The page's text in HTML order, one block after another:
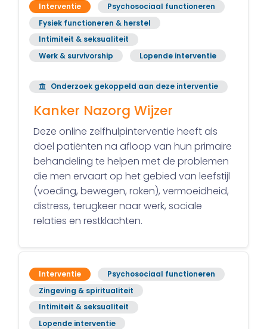
Interventie
Psychosociaal functioneren
Fysiek functioneren & herstel
Intimiteit & seksualiteit
Werk & survivorship
Lopende interventie
Onderzoek gekoppeld aan deze interventie
Kanker Nazorg Wijzer
Deze online zelfhulpinterventie heeft als
doel patiënten na afloop van hun primaire
behandeling te helpen met de problemen
die men ervaart op het gebied van leefstijl
(voeding, bewegen, roken), vermoeidheid,
distress, terugkeer naar werk, sociale
relaties en restklachten.
Interventie
Psychosociaal functioneren
Zingeving & spiritualiteit
Intimiteit & seksualiteit
Lopende interventie